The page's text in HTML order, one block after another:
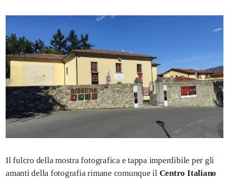
Il fulcro della mostra fotografica e tappa imperdibile per gli
amanti della fotografia rimane comunque il Centro Italiano